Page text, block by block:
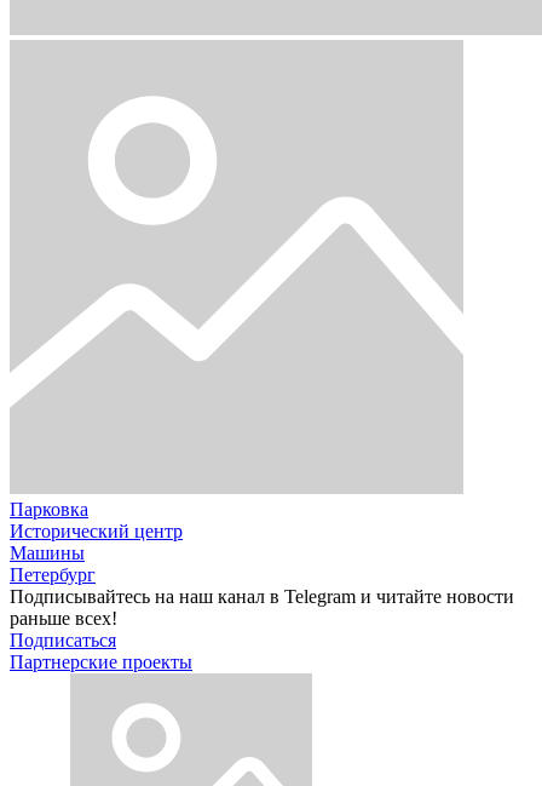
Парковка
Исторический центр
Машины
Петербург
Подписывайтесь на наш канал в Telegram и читайте новости
раньше всех!
Подписаться
Партнерские проекты